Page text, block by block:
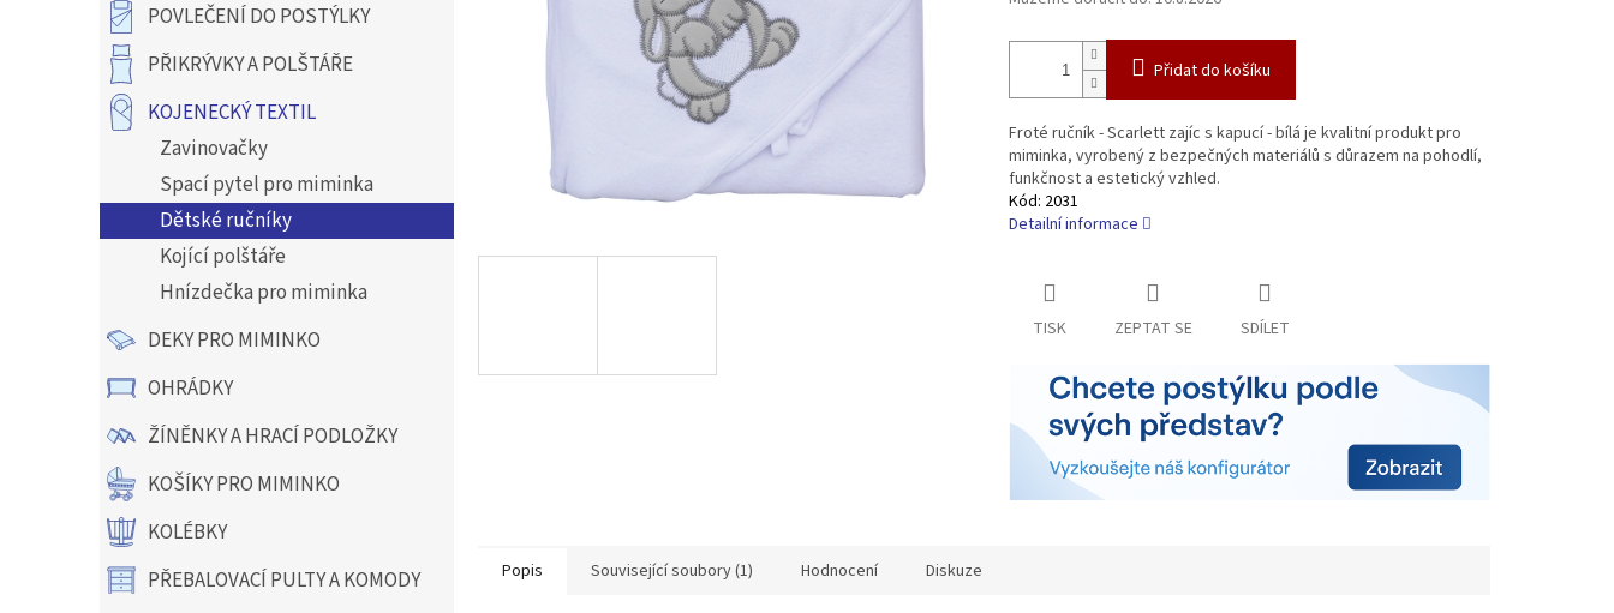
n
POVLEČENÍ DO POSTÝLKY
PŘIKRÝVKY A POLŠTÁŘE
KOJENECKÝ TEXTIL
Zavinovačky
Spací pytel pro miminka
Dětské ručníky
Kojící polštáře
Hnízdečka pro miminka
DEKY PRO MIMINKO
OHRÁDKY
ŽÍNĚNKY A HRACÍ PODLOŽKY
KOŠÍKY PRO MIMINKO
KOLÉBKY
PŘEBALOVACÍ PULTY A KOMODY
Přidat do košíku
Froté ručník - Scarlett zajíc s kapucí - bílá je kvalitní produkt pro
miminka, vyrobený z bezpečných materiálů s důrazem na pohodlí,
funkčnost a estetický vzhled.
Kód: 2031
Detailní informace
TISK ZEPTAT SE SDÍLET
Popis Související soubory (1) Hodnocení Diskuze